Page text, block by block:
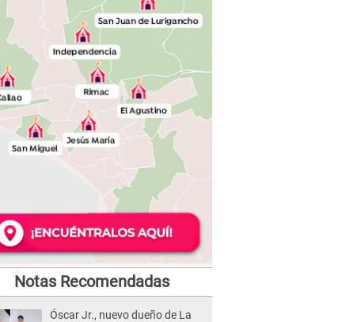
Notas Recomendadas
Óscar Jr., nuevo dueño de La